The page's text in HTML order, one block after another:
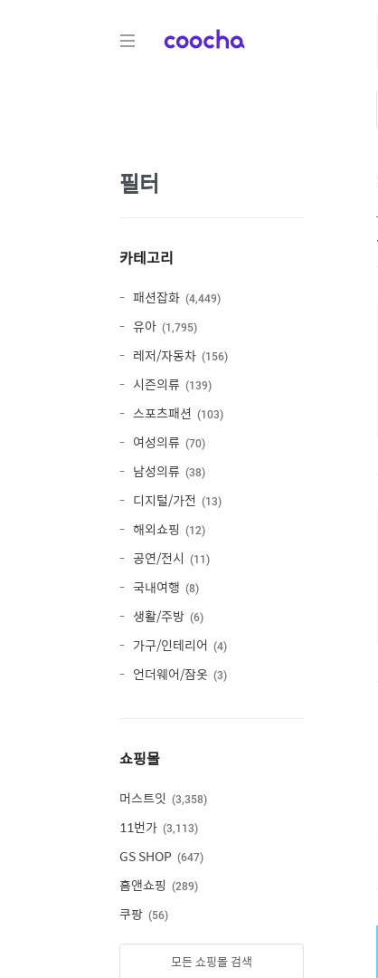
COOCHA
필터
카테고리
패션잡화 4,449
유아 1,795
레저/자동차 156
시즌의류 139
스포츠패션 103
여성의류 70
남성의류 38
디지털/가전 13
해외쇼핑 12
공연/전시 11
국내여행 8
생활/주방 6
가구/인테리어 4
언더웨어/잠옷 3
쇼핑몰
머스트잇 3,358
11번가 3,113
GS SHOP 647
홈앤쇼핑 289
쿠팡 56
모든 쇼핑몰 검색